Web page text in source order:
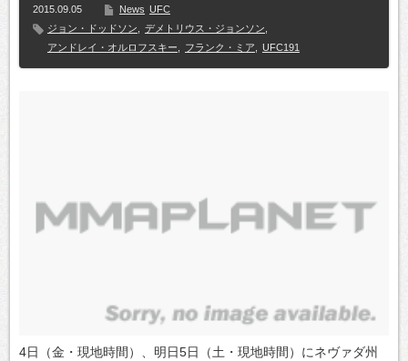
2015.09.05 News UFC
ジョン・ドッドソン
デメトリウス・ジョンソン
アンドレイ・オルロフスキー
フランク・ミア UFC191
4日（金・現地時間）、明日5日（土・現地時間）にネヴァダ州